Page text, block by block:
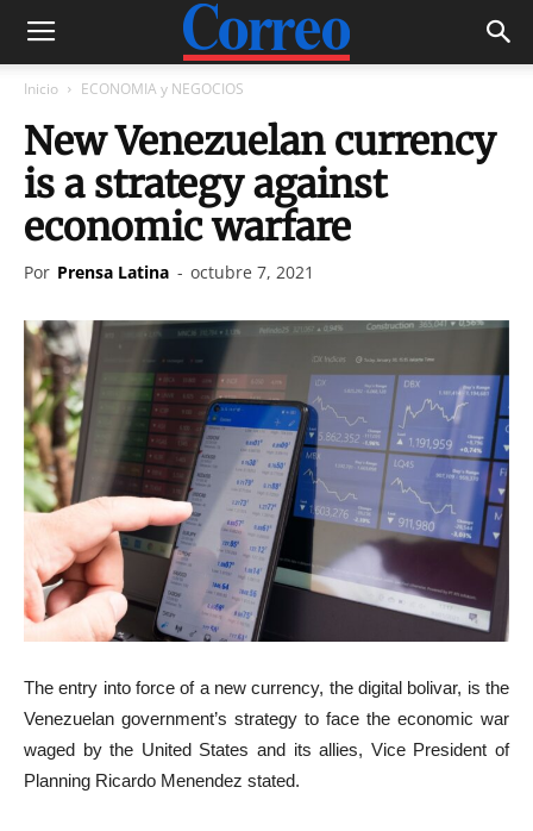
Inicio ECONOMIA y NEGOCIOS
New Venezuelan currency
is a strategy against
economic warfare
Por Prensa Latina - octubre 7, 2021
The entry into force of a new currency, the digital bolivar, is the
Venezuelan government’s strategy to face the economic war
waged by the United States and its allies, Vice President of
Planning Ricardo Menendez stated.